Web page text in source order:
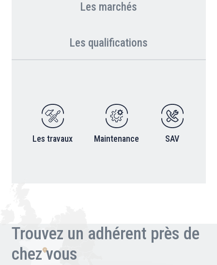
Les marchés
Les qualifications
Les travaux Maintenance SAV
Trouvez un adhérent près de
chez vous